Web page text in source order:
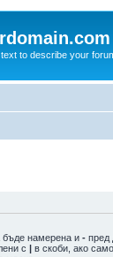
to describe your
бъде намерена и - пред
с | в скоби, ако